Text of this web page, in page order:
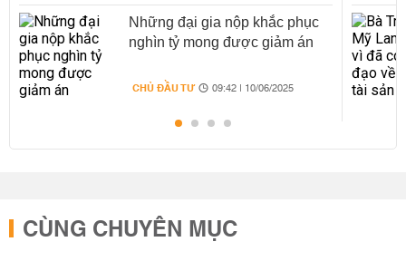
Những đại gia nộp khắc phục
nghìn tỷ mong được giảm án
CHỦ ĐẦU TƯ 09:42 | 10/06/2025
CÙNG CHUYÊN MỤC